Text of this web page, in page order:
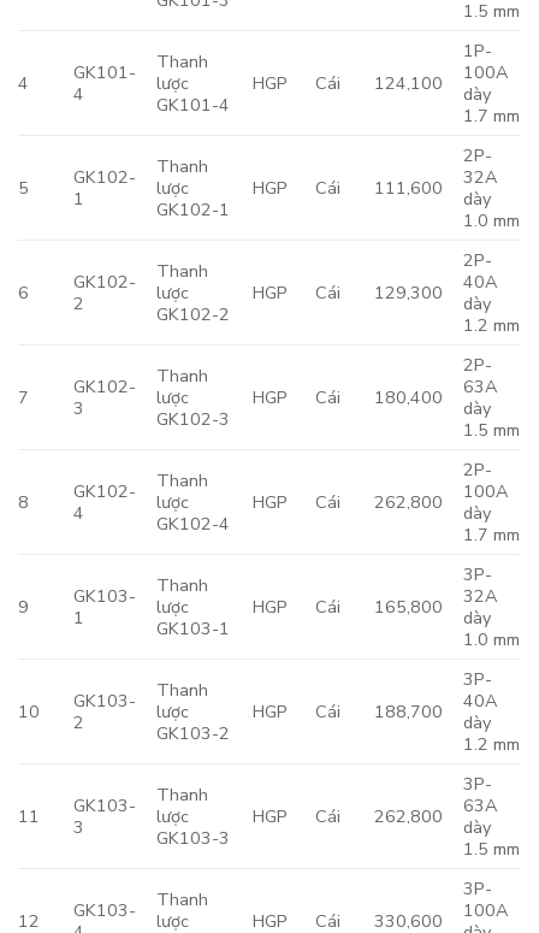
1.5 mm
4
GK101-
4
Thanh
lược
GK101-4
HGP Cái 124,100
1P-
100A
dày
1.7 mm
5
GK102-
1
Thanh
lược
GK102-1
HGP Cái 111,600
2P-
32A
dày
1.0 mm
6
GK102-
2
Thanh
lược
GK102-2
HGP Cái 129,300
2P-
40A
dày
1.2 mm
7
GK102-
3
Thanh
lược
GK102-3
HGP Cái 180,400
2P-
63A
dày
1.5 mm
8
GK102-
4
Thanh
lược
GK102-4
HGP Cái 262,800
2P-
100A
dày
1.7 mm
9
GK103-
1
Thanh
lược
GK103-1
HGP Cái 165,800
3P-
32A
dày
1.0 mm
10
GK103-
2
Thanh
lược
GK103-2
HGP Cái 188,700
3P-
40A
dày
1.2 mm
11
GK103-
3
Thanh
lược
GK103-3
HGP Cái 262,800
3P-
63A
dày
1.5 mm
12
GK103-
Thanh
lược
HGP Cái 330,600
3P-
100A